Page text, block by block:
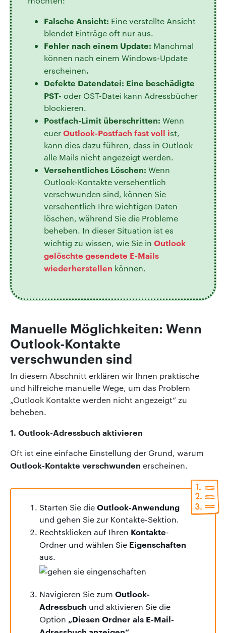
Falsche Ansicht: Eine verstellte Ansicht
blendet Einträge oft nur aus.
Fehler nach einem Update: Manchmal
können nach einem Windows-Update
erscheinen.
Defekte Datendatei: Eine beschädigte
PST- oder OST-Datei kann Adressbücher
blockieren.
Postfach-Limit überschritten: Wenn
euerOutlook-Postfach fast voll ist,
kann dies dazu führen, dass in Outlook
alle Mails nicht angezeigt werden.
Versehentliches Löschen: Wenn
Outlook-Kontakte versehentlich
verschwunden sind, können Sie
versehentlich Ihre wichtigen Daten
löschen, während Sie die Probleme
beheben. In dieser Situation ist es
wichtig zu wissen, wie Sie in Outlook
gelöschte gesendete E-Mails
wiederherstellen können.
Manuelle Möglichkeiten: Wenn
Outlook-Kontakte
verschwunden sind
In diesem Abschnitt erklären wir Ihnen praktische
und hilfreiche manuelle Wege, um das Problem
„Outlook Kontakte werden nicht angezeigt“ zu
beheben.
1. Outlook-Adressbuch aktivieren
Oft ist eine einfache Einstellung der Grund, warum
Outlook-Kontakte verschwunden erscheinen.
Starten Sie dieOutlook-Anwendung
und gehen Sie zur Kontakte-Sektion.
Rechtsklicken auf Ihren Kontakte-
Ordner und wählen Sie Eigenschaften
aus.
Navigieren Sie zum Outlook-
Adressbuch und aktivieren Sie die
Option „Diesen Ordner als E-Mail-